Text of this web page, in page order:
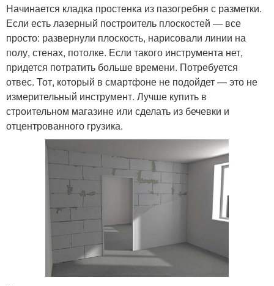
Начинается кладка простенка из пазогребня с разметки.
Если есть лазерный построитель плоскостей — все
просто: развернули плоскость, нарисовали линии на
полу, стенах, потолке. Если такого инструмента нет,
придется потратить больше времени. Потребуется
отвес. Тот, который в смартфоне не подойдет — это не
измерительный инструмент. Лучше купить в
строительном магазине или сделать из бечевки и
отцентрованного грузика.